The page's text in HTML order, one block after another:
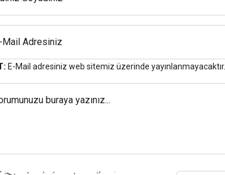
Mail Adresiniz
E-Mail adresiniz web sitemiz üzerinde yayınlanmayacaktır.
buraya yazınız...